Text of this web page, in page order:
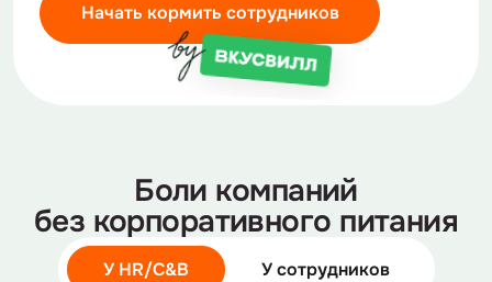
Начать кормить сотрудников
Боли компаний
без корпоративного питания
У HR/C&B У сотрудников